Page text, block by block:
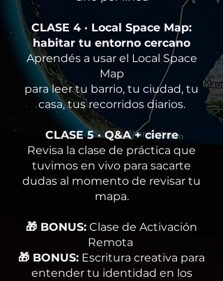
CLASE 4 · Local Space Map:
habitar tu entorno cercano
Aprendés a usar el Local Space
Map
para leer tu barrio, tu ciudad, tu
casa, tus recorridos diarios.
CLASE 5 · Q&A + cierre
Revisa la clase de práctica que
tuvimos en vivo para sacarte
dudas al momento de revisar tu
mapa.
🎁 BONUS: Clase de Activación
Remota
🎁 BONUS: Escritura creativa para
entender tu identidad en los